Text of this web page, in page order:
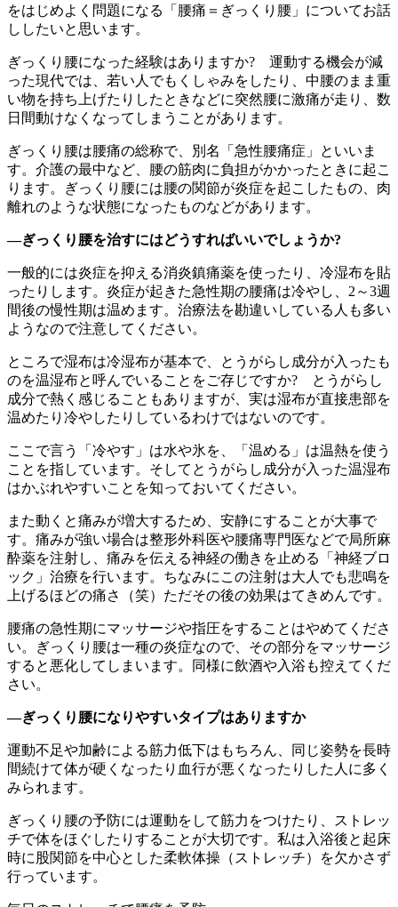
をはじめよく問題になる「腰痛＝ぎっくり腰」についてお話
ししたいと思います。
ぎっくり腰になった経験はありますか? 運動する機会が減
った現代では、若い人でもくしゃみをしたり、中腰のまま重
い物を持ち上げたりしたときなどに突然腰に激痛が走り、数
日間動けなくなってしまうことがあります。
ぎっくり腰は腰痛の総称で、別名「急性腰痛症」といいま
す。介護の最中など、腰の筋肉に負担がかかったときに起こ
ります。ぎっくり腰には腰の関節が炎症を起こしたもの、肉
離れのような状態になったものなどがあります。
―ぎっくり腰を治すにはどうすればいいでしょうか?
一般的には炎症を抑える消炎鎮痛薬を使ったり、冷湿布を貼
ったりします。炎症が起きた急性期の腰痛は冷やし、2～3週
間後の慢性期は温めます。治療法を勘違いしている人も多い
ようなので注意してください。
ところで湿布は冷湿布が基本で、とうがらし成分が入ったも
のを温湿布と呼んでいることをご存じですか? とうがらし
成分で熱く感じることもありますが、実は湿布が直接患部を
温めたり冷やしたりしているわけではないのです。
ここで言う「冷やす」は水や氷を、「温める」は温熱を使う
ことを指しています。そしてとうがらし成分が入った温湿布
はかぶれやすいことを知っておいてください。
また動くと痛みが増大するため、安静にすることが大事で
す。痛みが強い場合は整形外科医や腰痛専門医などで局所麻
酔薬を注射し、痛みを伝える神経の働きを止める「神経ブロ
ック」治療を行います。ちなみにこの注射は大人でも悲鳴を
上げるほどの痛さ（笑）ただその後の効果はてきめんです。
腰痛の急性期にマッサージや指圧をすることはやめてくださ
い。ぎっくり腰は一種の炎症なので、その部分をマッサージ
すると悪化してしまいます。同様に飲酒や入浴も控えてくだ
さい。
―ぎっくり腰になりやすいタイプはありますか
運動不足や加齢による筋力低下はもちろん、同じ姿勢を長時
間続けて体が硬くなったり血行が悪くなったりした人に多く
みられます。
ぎっくり腰の予防には運動をして筋力をつけたり、ストレッ
チで体をほぐしたりすることが大切です。私は入浴後と起床
時に股関節を中心とした柔軟体操（ストレッチ）を欠かさず
行っています。